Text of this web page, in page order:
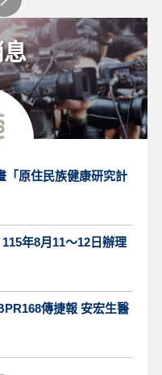
機構典藏
「原住民族健康研究計
年8月11～12日辦理
傳捷報 安宏生醫